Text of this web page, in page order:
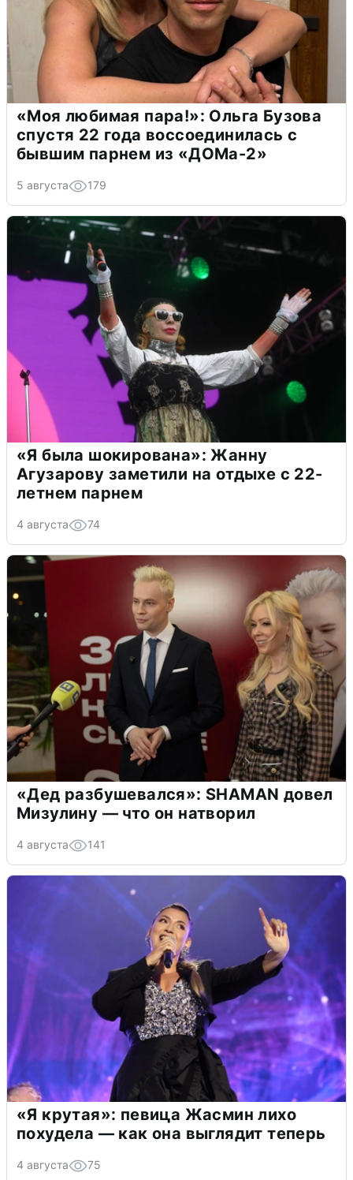
«Моя любимая пара!»: Ольга Бузова
спустя 22 года воссоединилась с
бывшим парнем из «ДОМа-2»
5 августа 179
«Я была шокирована»: Жанну
Агузарову заметили на отдыхе с 22-
летнем парнем
4 августа 74
«Дед разбушевался»: SHAMAN довел
Мизулину — что он натворил
4 августа 141
«Я крутая»: певица Жасмин лихо
похудела — как она выглядит теперь
4 августа 75